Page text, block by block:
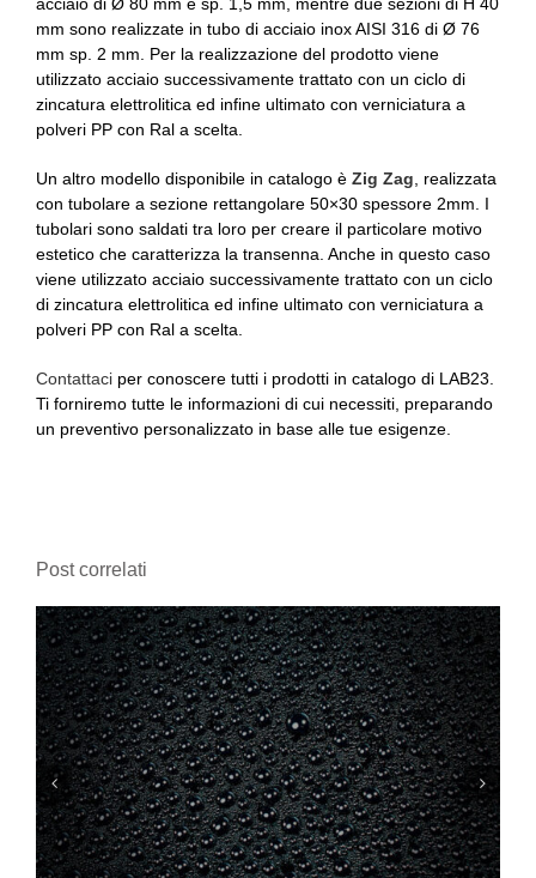
mm sono realizzate in tubo di acciaio inox AISI 316 di Ø 76
mm sp. 2 mm. Per la realizzazione del prodotto viene
utilizzato acciaio successivamente trattato con un ciclo di
zincatura elettrolitica ed infine ultimato con verniciatura a
polveri PP con Ral a scelta.
Un altro modello disponibile in catalogo è Zig Zag , realizzata
con tubolare a sezione rettangolare 50×30 spessore 2mm. I
tubolari sono saldati tra loro per creare il particolare motivo
estetico che caratterizza la transenna. Anche in questo caso
viene utilizzato acciaio successivamente trattato con un ciclo
di zincatura elettrolitica ed infine ultimato con verniciatura a
polveri PP con Ral a scelta.
Contattaciper conoscere tutti i prodotti in catalogo di LAB23.
Ti forniremo tutte le informazioni di cui necessiti, preparando
un preventivo personalizzato in base alle tue esigenze.
Post correlati